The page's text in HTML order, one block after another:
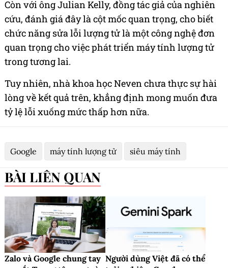
Còn với ông Julian Kelly, đồng tác giả của nghiên
cứu, đánh giá đây là cột mốc quan trọng, cho biết
chức năng sửa lỗi lượng tử là một công nghệ đơn
quan trọng cho việc phát triển máy tính lượng tử
trong tương lai.
Tuy nhiên, nhà khoa học Neven chưa thực sự hài
lòng về kết quả trên, khẳng định mong muốn đưa
tỷ lệ lỗi xuống mức thấp hơn nữa.
Google máy tính lượng tử siêu máy tính
BÀI LIÊN QUAN
Zalo và Google chung tay Người dùng Việt đã có thể